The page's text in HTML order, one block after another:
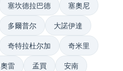
塞坎德拉巴德 塞奧尼
多爾普尔 大諾伊達
奇特拉杜尔加 奇米里
奧雷 孟買 安南